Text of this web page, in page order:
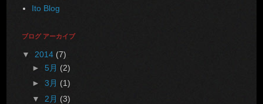
Ito Blog
ブログ アーカイブ
▼ 2014 (7)
► 5月 (2)
► 3月 (1)
▼ 2月 (3)